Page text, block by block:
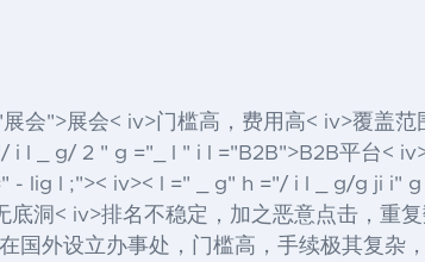
会">展会< iv>门槛高，费用高< iv>覆盖
i l _ g/ 2 " g ="_ l " i l ="B2B">B2B平台<
- lig l ;">< iv>< l =" _ g" h ="/ i l _ g/g ji i"
底洞< iv>排名不稳定，加之恶意点击，重
国外设立办事处，门槛高，手续极其复杂